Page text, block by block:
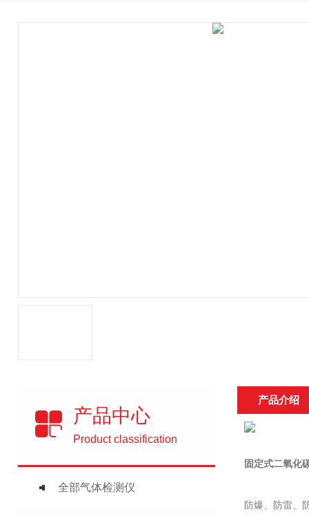
产品中心
Product classification
全部气体检测仪
产品介绍
固定式二氧化
防爆、防雷、